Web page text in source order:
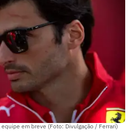
em breve (Foto: Divulgação / Ferrari)